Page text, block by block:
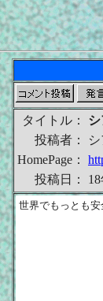
タイトル：
投稿者：
HomePage：
投稿日：
世界でもっとも